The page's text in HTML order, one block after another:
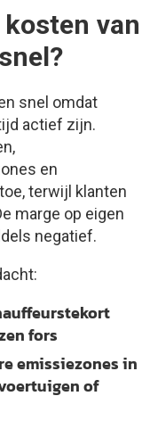
van
snel omdat
actief zijn.
en
terwijl klanten
marge op eigen
negatief.
fors
emissiezones in
of